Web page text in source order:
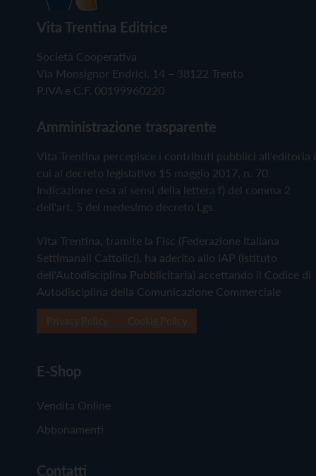
Vita Trentina Editrice
Società Cooperativa
Via Monsignor Endrici, 14 – 38122 Trento
P.IVA e C.F. 00199960220
Amministrazione trasparente
Vita Trentina percepisce i contributi pubblici all'editoria
cui al decreto legislativo 15 maggio 2017, n. 70.
Indicazione resa ai sensi della lettera f) del comma 2
dell'art. 5 del medesimo decreto Lgs.
Vita Trentina, tramite la Fisc (Federazione Italiana
Settimanali Cattolici), ha aderito allo IAP (Istituto
dell'Autodisciplina Pubblicitaria) accettando il Codice di
Autodisciplina della Comunicazione Commerciale
E-Shop
Vendita Online
Abbonamenti
Contatti